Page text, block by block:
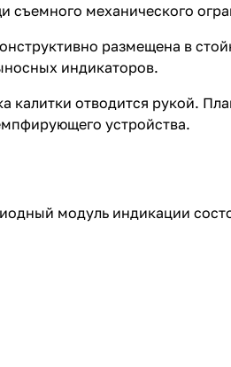
съемного механического
размещена в
индикаторов.
калитки отводится рукой.
устройства.
модуль индикации